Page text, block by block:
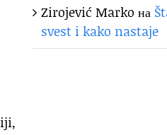
Zirojević Marko на
svest i kako nastaje